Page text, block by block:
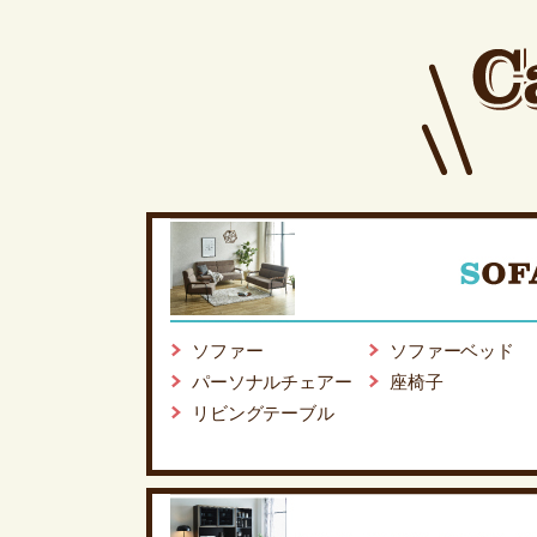
ソファー
ソファーベッド
パーソナルチェアー
座椅子
リビングテーブル